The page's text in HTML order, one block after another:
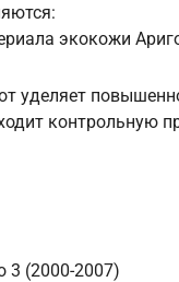
экокожи
уделяет
контрольную
3 (2000-2007)